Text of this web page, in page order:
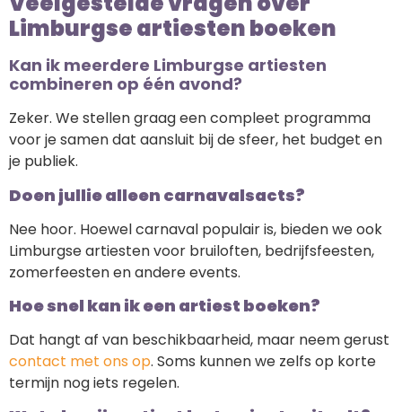
Limburgse artiesten boeken
Kan ik meerdere Limburgse artiesten
combineren op één avond?
Zeker. We stellen graag een compleet programma
voor je samen dat aansluit bij de sfeer, het budget en
je publiek.
Doen jullie alleen carnavalsacts?
Nee hoor. Hoewel carnaval populair is, bieden we ook
Limburgse artiesten voor bruiloften, bedrijfsfeesten,
zomerfeesten en andere events.
Hoe snel kan ik een artiest boeken?
Dat hangt af van beschikbaarheid, maar neem gerust
contact met ons op. Soms kunnen we zelfs op korte
termijn nog iets regelen.